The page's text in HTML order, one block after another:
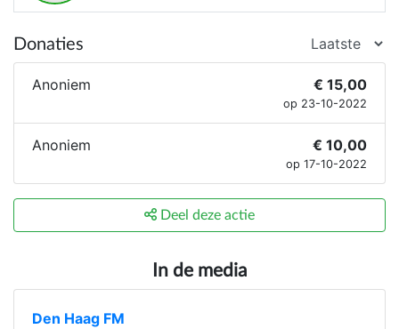
Donaties
Anoniem € 15,00
op 23-10-2022
Anoniem € 10,00
op 17-10-2022
Deel deze actie
In de media
Den Haag FM